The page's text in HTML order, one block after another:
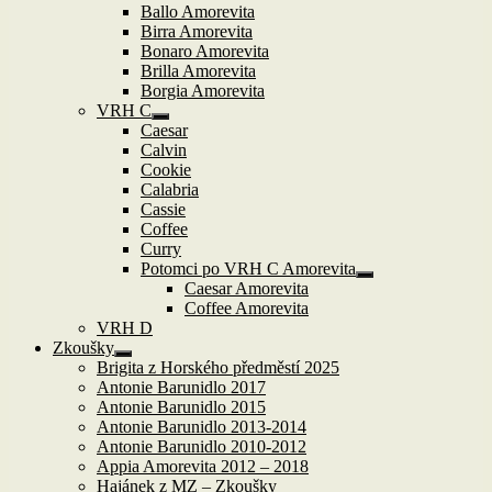
Ballo Amorevita
Birra Amorevita
Bonaro Amorevita
Brilla Amorevita
Borgia Amorevita
VRH C
Zobrazit
podřazené
položky
Caesar
Calvin
Cookie
Calabria
Cassie
Coffee
Curry
Potomci po VRH C Amorevita
Zobrazit
Caesar Amorevita
Coffee Amorevita
VRH D
Zkoušky
Zobrazit
podřazené
položky
Brigita z Horského předměstí 2025
Antonie Barunidlo 2017
Antonie Barunidlo 2015
Antonie Barunidlo 2013-2014
Antonie Barunidlo 2010-2012
Appia Amorevita 2012 – 2018
Hajánek z MZ – Zkoušky